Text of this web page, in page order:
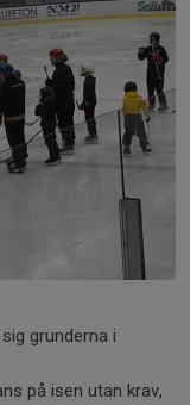
grunderna i
på isen utan krav,